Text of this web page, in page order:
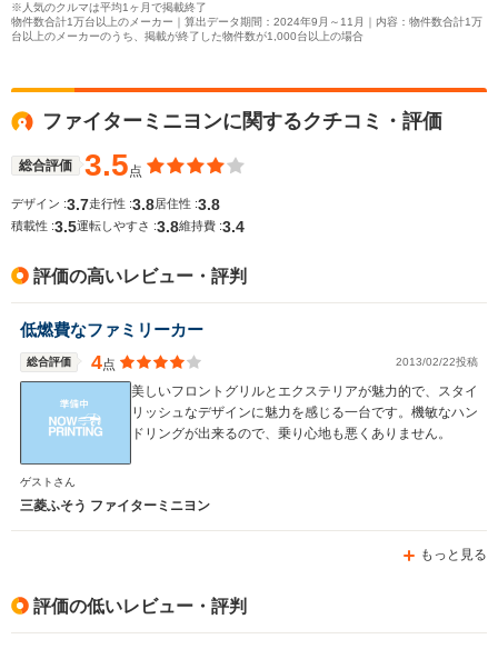
※人気のクルマは平均1ヶ月で掲載終了
物件数合計1万台以上のメーカー｜算出データ期間：2024年9月～11月｜内容：物件数合計1万
台以上のメーカーのうち、掲載が終了した物件数が1,000台以上の場合
ファイターミニヨンに関するクチコミ・評価
総合評価 3.5点
デザイン :3.7走行性 :3.8 居住性 :3.8
積載性 :3.5運転しやすさ :3.8維持費 :3.4
評価の高いレビュー・評判
低燃費なファミリーカー
総合評価 4点 2013/02/22投稿
美しいフロントグリルとエクステリアが魅力的で、スタイ
リッシュなデザインに魅力を感じる一台です。機敏なハン
ドリングが出来るので、乗り心地も悪くありません。
ゲストさん
三菱ふそう ファイターミニヨン
もっと見る
評価の低いレビュー・評判